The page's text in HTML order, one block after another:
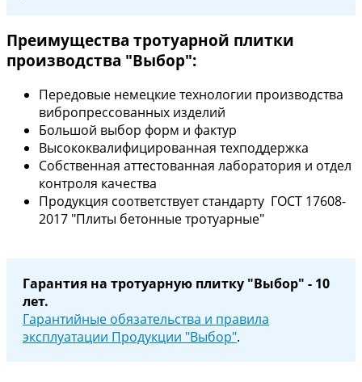
Преимущества тротуарной плитки
производства "Выбор":
Передовые немецкие технологии производства
вибропрессованных изделий
Большой выбор форм и фактур
Высококвалифицированная техподдержка
Собственная аттестованная лаборатория и отдел
контроля качества
Продукция соответствует стандарту ГОСТ 17608-
2017 "Плиты бетонные тротуарные"
Гарантия на тротуарную плитку "Выбор" - 10
лет.
Гарантийные обязательства и правила
эксплуатации Продукции "Выбор".